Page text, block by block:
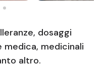
dosaggi
medicinali
altro.